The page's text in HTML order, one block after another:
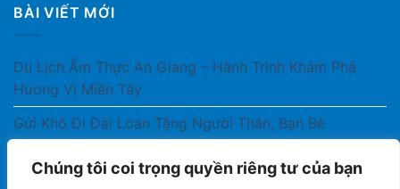
Chúng tôi coi trọng quyền riêng tư của bạn
BÀI VIẾT MỚI
Du Lịch Ẩm Thực An Giang – Hành Trình Khám Phá
Hương Vị Miền Tây
Gửi Khô Đi Đài Loan Tặng Người Thân, Bạn Bè
Gửi Thuốc Cho Người Thân Ở Nước Ngoài Có Được
Không?